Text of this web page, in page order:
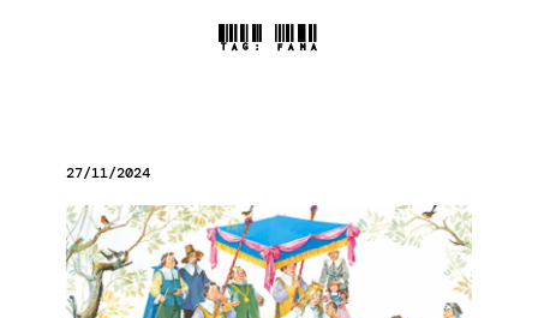
TAG: FAMA
27/11/2024